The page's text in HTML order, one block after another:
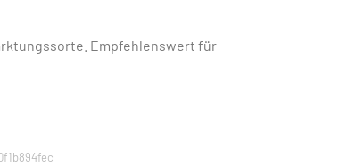
Empfehlenswert für